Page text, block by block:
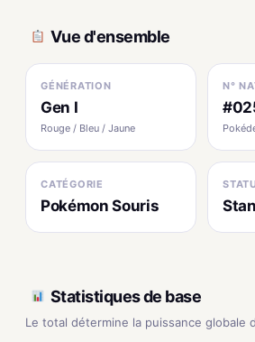
Vue d'ensemble
GÉNÉRATION
Gen I
Rouge / Bleu / Jaune
N°
CATÉGORIE
Pokémon Souris
Statistiques de base
Le total détermine la puissance globale